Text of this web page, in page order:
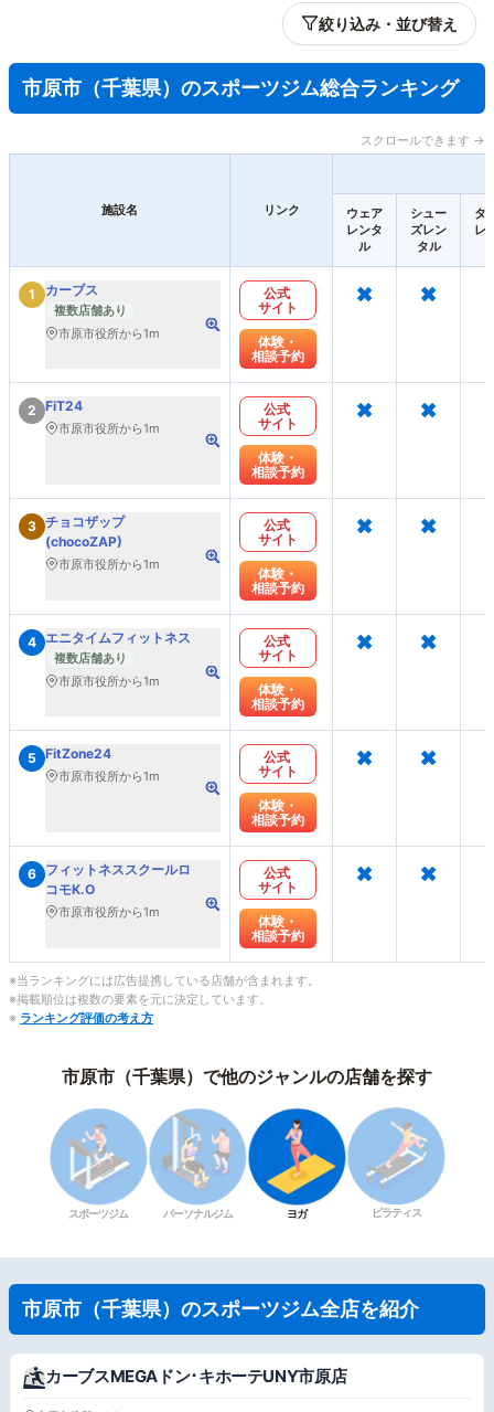
絞り込み・並び替え
市原市（千葉県）のスポーツジム総合ランキング
スクロールできます →
施設名 リンク
ウェア
レンタ
ル
シュー
ズレン
タル
タ
レ
1 カーブス
複数店舗あり
市原市役所から1m
公式
サイト
体験・
相談予約
× ×
2 FiT24
市原市役所から1m
公式
サイト
体験・
相談予約
× ×
3 チョコザップ
(chocoZAP)
市原市役所から1m
公式
サイト
体験・
相談予約
× ×
4 エニタイムフィットネス
複数店舗あり
市原市役所から1m
公式
サイト
体験・
相談予約
× ×
5 FitZone24
市原市役所から1m
公式
サイト
体験・
相談予約
× ×
6 フィットネススクールロ
コモK.O
市原市役所から1m
公式
サイト
体験・
相談予約
× ×
※当ランキングには広告提携している店舗が含まれます。
※掲載順位は複数の要素を元に決定しています。
※ ランキング評価の考え方
市原市（千葉県）で他のジャンルの店舗を探す
スポーツジム パーソナルジム ヨガ ピラティス
市原市（千葉県）のスポーツジム全店を紹介
カーブスMEGAドン･キホーテUNY市原店